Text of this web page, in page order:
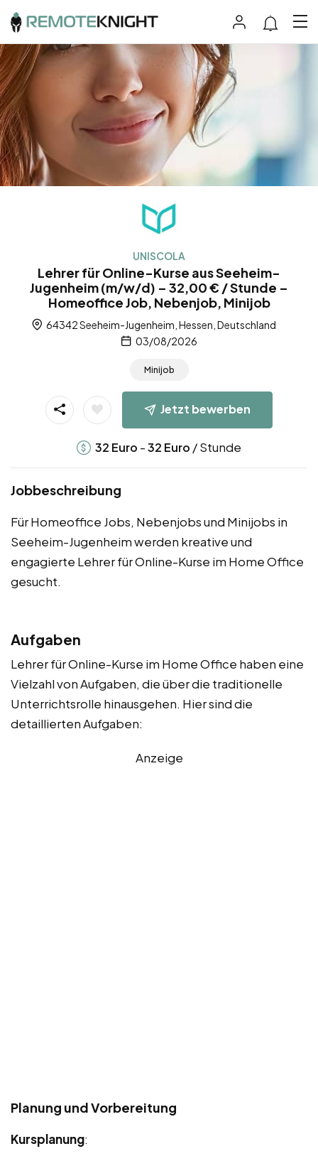
UNISCOLA
Lehrer für Online-Kurse aus Seeheim-
Jugenheim (m/w/d) – 32,00 € / Stunde –
Homeoffice Job, Nebenjob, Minijob
64342 Seeheim-Jugenheim, Hessen, Deutschland
03/08/2026
Minijob
Jetzt bewerben
32 Euro -32 Euro / Stunde
Jobbeschreibung
Für Homeoffice Jobs, Nebenjobs und Minijobs in
Seeheim-Jugenheim werden kreative und
engagierte Lehrer für Online-Kurse im Home Office
gesucht.
Aufgaben
Lehrer für Online-Kurse im Home Office haben eine
Vielzahl von Aufgaben, die über die traditionelle
Unterrichtsrolle hinausgehen. Hier sind die
detaillierten Aufgaben:
Anzeige
Planung und Vorbereitung
Kursplanung: